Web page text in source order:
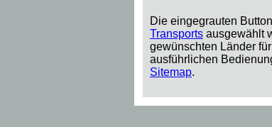
Die eingegrauten
Transports ausgewählt
gewünschten Länder
ausführlichen
Sitemap.